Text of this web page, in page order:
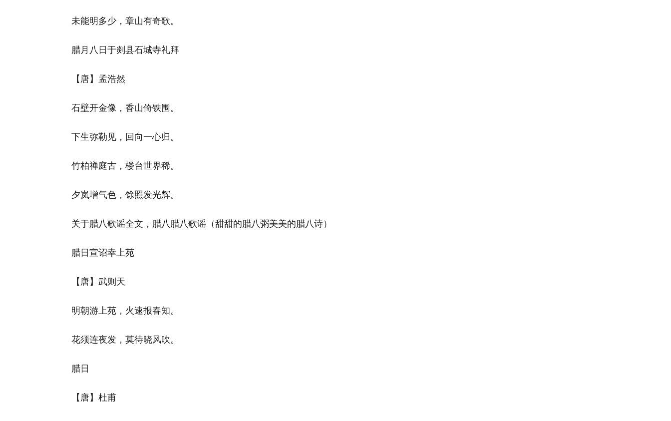
未能明多少，章山有奇歌。
腊月八日于剡县石城寺礼拜
【唐】孟浩然
石壁开金像，香山倚铁围。
下生弥勒见，回向一心归。
竹柏禅庭古，楼台世界稀。
夕岚增气色，馀照发光辉。
关于腊八歌谣全文，腊八腊八歌谣（甜甜的腊八粥美美的腊八诗）
腊日宣诏幸上苑
【唐】武则天
明朝游上苑，火速报春知。
花须连夜发，莫待晓风吹。
腊日
【唐】杜甫